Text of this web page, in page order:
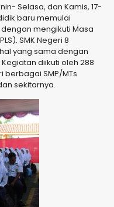
Selasa, dan Kamis, 17-
baru memulai
mengikuti Masa
SMK Negeri 8
yang sama dengan
diikuti oleh 288
SMP/MTs
sekitarnya.